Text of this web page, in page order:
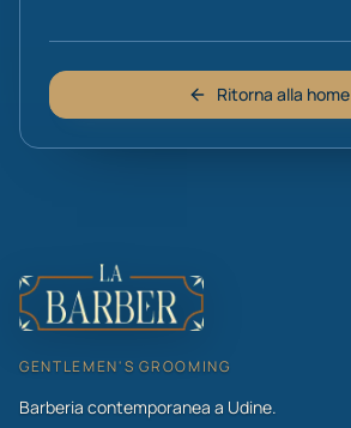
Ritorna alla home
GENTLEMEN'S GROOMING
Barberia contemporanea a Udine.